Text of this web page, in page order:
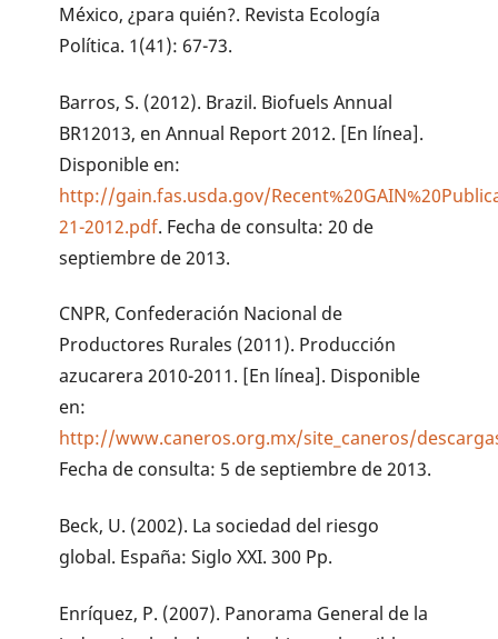
México, ¿para quién?. Revista Ecología
Política. 1(41): 67-73.
Barros, S. (2012). Brazil. Biofuels Annual
BR12013, en Annual Report 2012. [En línea].
Disponible en:
http://gain.fas.usda.gov/
21-2012.pdf. Fecha de consulta: 20 de
septiembre de 2013.
CNPR, Confederación Nacional de
Productores Rurales (2011). Producción
azucarera 2010-2011. [En línea]. Disponible
en:
http://www.caneros.org.mx/site_caneros/
Fecha de consulta: 5 de septiembre de 2013.
Beck, U. (2002). La sociedad del riesgo
global. España: Siglo XXI. 300 Pp.
Enríquez, P. (2007). Panorama General de la